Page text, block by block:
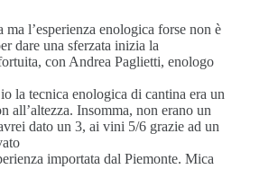
l’esperienza enologica forse non è
dare una sferzata inizia la
con Andrea Paglietti, enologo
la tecnica enologica di cantina era un
all’altezza. Insomma, non erano un
dato un 3, ai vini 5/6 grazie ad un
importata dal Piemonte. Mica